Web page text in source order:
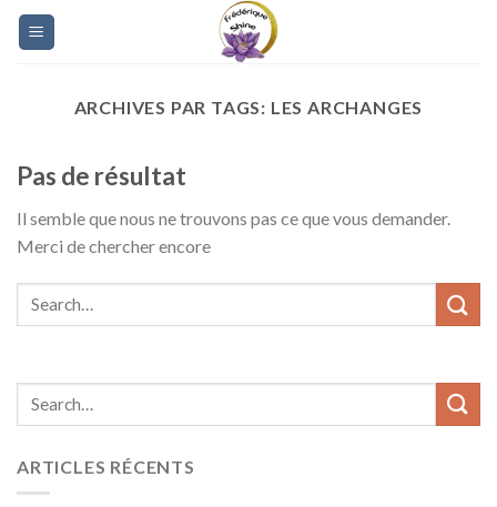
Skip
ARCHIVES PAR TAGS: LES ARCHANGES
Pas de résultat
Il semble que nous ne trouvons pas ce que vous demander.
Merci de chercher encore
ARTICLES RÉCENTS